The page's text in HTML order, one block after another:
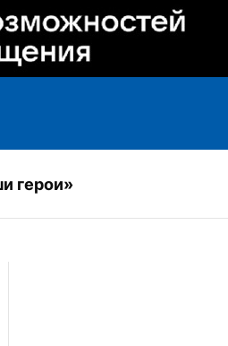
герои»